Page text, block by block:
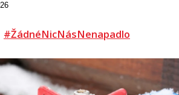
#ŽádnéNicNásNenapadlo